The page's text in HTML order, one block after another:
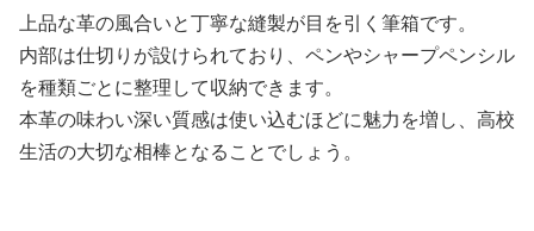
上品な革の風合いと丁寧な縫製が目を引く筆箱です。
内部は仕切りが設けられており、ペンやシャープペンシル
を種類ごとに整理して収納できます。
本革の味わい深い質感は使い込むほどに魅力を増し、高校
生活の大切な相棒となることでしょう。